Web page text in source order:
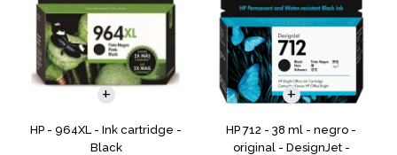
HP - 964XL - Ink cartridge -
Black
HP 712 - 38 ml - negro -
original - DesignJet -